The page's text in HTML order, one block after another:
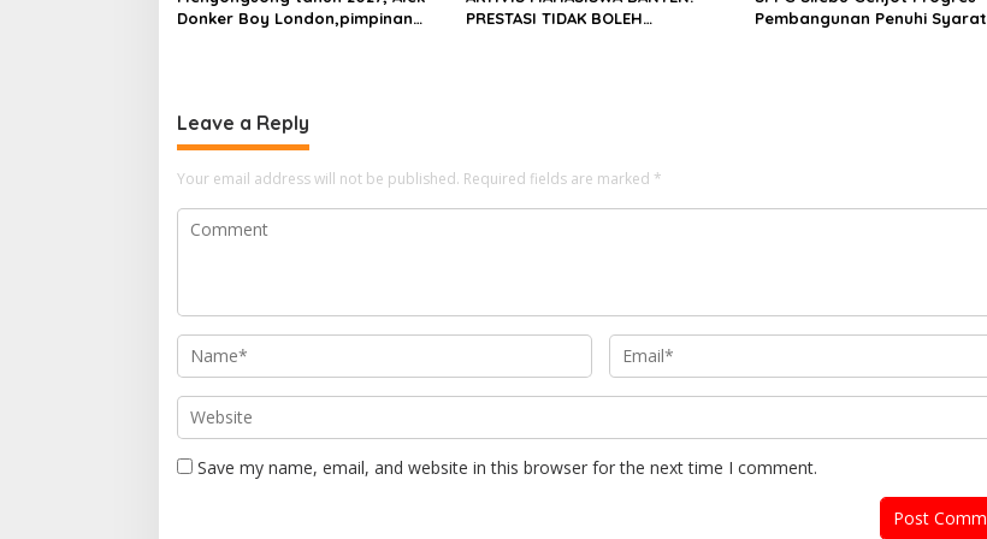
Donker Boy London,pimpinan
menjalankan tugas jurnalistik
PRESTASI TIDAK BOLEH
Pembangunan Penuhi Syarat
Leave a Reply
Your email address will not be published. Required fields are marked *
Save my name, email, and website in this browser for the next time I comment.